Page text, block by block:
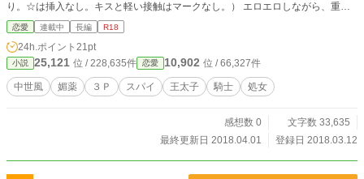
り。☆は挿入なし。キスと軽い接触はマークなし。） エロエロしながら、重い
話を始める奴がいるので、エロの読み飛ばしは難しくなってます。ご注意くださ
い。
恋愛 連載中 長編 R18
24h.ポイント 21pt
小説 25,121 位 / 228,635件 恋愛 10,902 位 / 66,327件
中世風 媚薬 ３Ｐ スパイ 王太子 騎士 処女
感想数 0
文字数 33,635
最終更新日 2018.04.01
登録日 2018.03.12